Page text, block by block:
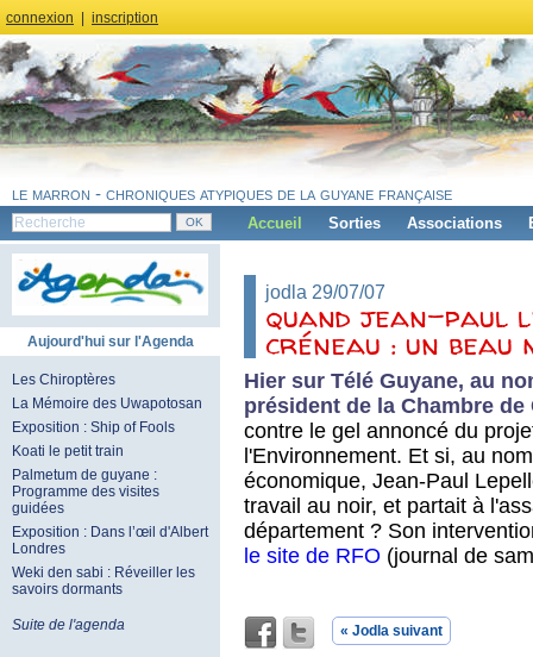
connexion inscription
le marron - chroniques atypiques de la guyane française
Accueil Sorties Associations
Aujourd'hui sur l'Agenda
Les Chiroptères
La Mémoire des Uwapotosan
Exposition : Ship of Fools
Koati le petit train
Palmetum de guyane :
Programme des visites
guidées
Exposition : Dans l’œil d'Albert
Londres
Weki den sabi : Réveiller les
savoirs dormants
Suite de l'agenda
jodla 29/07/07
quand jean-paul
créneau : un beau
Hier sur Télé Guyane, au
président de la Chambre de
contre le gel annoncé du
l'Environnement. Et si, au
économique, Jean-Paul
travail au noir, et partait à
département ? Son
le site de RFO (journal de
« Jodla suivant